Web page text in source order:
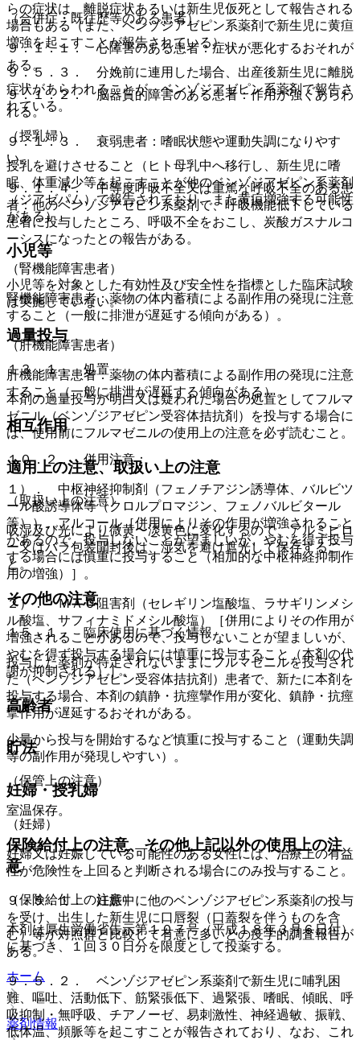
らの症状は、離脱症状あるいは新生児仮死として報告される
場合もある（また、ベンゾジアゼピン系薬剤で新生児に黄疸
増強を起こすことが報告されている）。
９．５．３． 分娩前に連用した場合、出産後新生児に離脱
症状があらわれることが、ベンゾジアゼピン系薬剤で報告さ
れている。
（授乳婦）
授乳を避けさせること（ヒト母乳中へ移行し、新生児に嗜
眠、体重減少等を起こすことが他のベンゾジアゼピン系薬剤
（ジアゼパム）で報告されており、また黄疸増強する可能性
がある）。
小児等
小児等を対象とした有効性及び安全性を指標とした臨床試験
は実施していない。
過量投与
１３．１． 処置
本剤の過量投与が明白又は疑われた場合の処置としてフルマ
ゼニル（ベンゾジアゼピン受容体拮抗剤）を投与する場合に
は、使用前にフルマゼニルの使用上の注意を必ず読むこと。
適用上の注意、取扱い上の注意
（取扱い上の注意）
吸湿及び光により微黄〜淡黄色に変化するので、アルミピロ
ー又はバラ包装開封後は、湿気を避け遮光して保存するこ
と。
その他の注意
１５．１． 臨床使用に基づく情報
投与した薬剤が特定されないままにフルマゼニルを投与され
た（ベンゾジアゼピン受容体拮抗剤）患者で、新たに本剤を
投与する場合、本剤の鎮静・抗痙攣作用が変化、鎮静・抗痙
攣作用が遅延するおそれがある。
貯法
（保管上の注意）
室温保存。
保険給付上の注意、その他上記以外の使用上の注
意
（保険給付上の注意）
本剤は厚生労働省告示第１０７号（平成１８年３月６日付）
に基づき、１回３０日分を限度として投薬する。
ホーム
薬剤情報
（合併症・既往歴等のある患者）
９．１．１． 心障害のある患者：症状が悪化するおそれが
ある。
９．１．２． 脳器質的障害のある患者：作用が強くあらわ
れる。
９．１．３． 衰弱患者：嗜眠状態や運動失調になりやす
い。
９．１．４． 中等度呼吸不全又は重篤な呼吸不全のある患
者：他のベンゾジアゼピン系薬剤で、呼吸機能低下している
患者に投与したところ、呼吸不全をおこし、炭酸ガスナルコ
ーシスになったとの報告がある。
（腎機能障害患者）
腎機能障害患者：薬物の体内蓄積による副作用の発現に注意
すること（一般に排泄が遅延する傾向がある）。
（肝機能障害患者）
肝機能障害患者：薬物の体内蓄積による副作用の発現に注意
すること（一般に排泄が遅延する傾向がある）。
相互作用
１０．２． 併用注意：
１）． 中枢神経抑制剤（フェノチアジン誘導体、バルビツ
ール酸誘導体等（クロルプロマジン、フェノバルビタール
等））、アルコール［併用によりその作用が増強されること
があるので、投与しないことが望ましいが、やむを得ず投与
する場合には慎重に投与すること（相加的な中枢神経抑制作
用の増強）］。
２）． ＭＡＯ阻害剤（セレギリン塩酸塩、ラサギリンメシ
ル酸塩、サフィナミドメシル酸塩）［併用によりその作用が
増強されることがあるので、投与しないことが望ましいが、
やむを得ず投与する場合には慎重に投与すること（本剤の代
謝が抑制される）］。
高齢者
少量から投与を開始するなど慎重に投与すること（運動失調
等の副作用が発現しやすい）。
妊婦・授乳婦
（妊婦）
妊婦又は妊娠している可能性のある女性には、治療上の有益
性が危険性を上回ると判断される場合にのみ投与すること。
９．５．１． 妊娠中に他のベンゾジアゼピン系薬剤の投与
を受け、出生した新生児に口唇裂（口蓋裂を伴うものを含
む）等が対照群と比較して有意に多いとの疫学的調査報告が
ある。
９．５．２． ベンゾジアゼピン系薬剤で新生児に哺乳困
難、嘔吐、活動低下、筋緊張低下、過緊張、嗜眠、傾眠、呼
吸抑制・無呼吸、チアノーゼ、易刺激性、神経過敏、振戦、
低体温、頻脈等を起こすことが報告されており、なお、これ